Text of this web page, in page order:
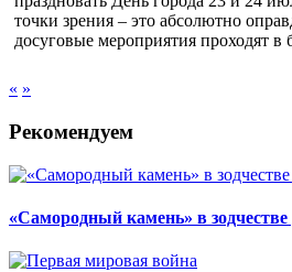
точки зрения – это абсолютно
досуговые мероприятия проходят
« »
Рекомендуем
«Самородный камень» в зодчестве